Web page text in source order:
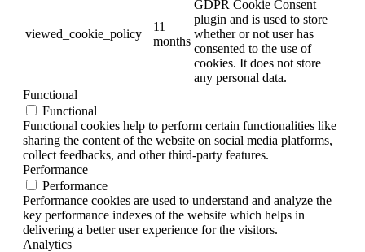
viewed_cookie_policy
11
months
GDPR Cookie Consent
plugin and is used to store
whether or not user has
consented to the use of
cookies. It does not store
any personal data.
Functional
Functional
Functional cookies help to perform certain functionalities like
sharing the content of the website on social media platforms,
collect feedbacks, and other third-party features.
Performance
Performance
Performance cookies are used to understand and analyze the
key performance indexes of the website which helps in
delivering a better user experience for the visitors.
Analytics